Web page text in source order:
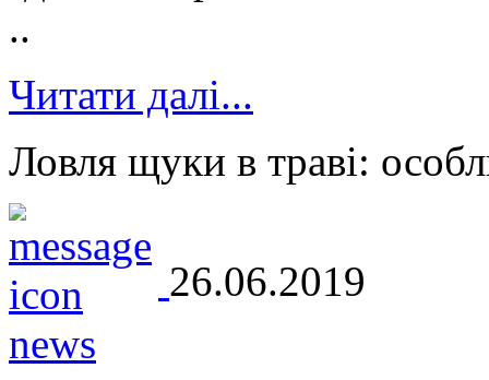
..
Читати далі...
Ловля щуки в траві:
26.06.2019